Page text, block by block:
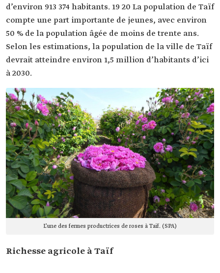
d’environ 913 374 habitants. 19 20 La population de Taïf
compte une part importante de jeunes, avec environ
50 % de la population âgée de moins de trente ans.
Selon les estimations, la population de la ville de Taïf
devrait atteindre environ 1,5 million d’habitants d’ici
à 2030.
L’une des fermes productrices de roses à Taïf. (SPA)
Richesse agricole à Taïf